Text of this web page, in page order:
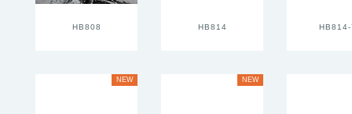
HB808 HB814
NEW NEW